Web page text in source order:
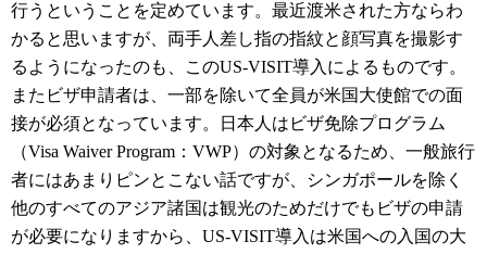
行うということを定めています。最近渡米された方ならわ
かると思いますが、両手人差し指の指紋と顔写真を撮影す
るようになったのも、このUS-VISIT導入によるものです。
またビザ申請者は、一部を除いて全員が米国大使館での面
接が必須となっています。日本人はビザ免除プログラム
（Visa Waiver Program：VWP）の対象となるため、一般旅行
者にはあまりピンとこない話ですが、シンガポールを除く
他のすべてのアジア諸国は観光のためだけでもビザの申請
が必要になりますから、US-VISIT導入は米国への入国の大